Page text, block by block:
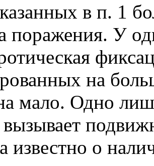
в п. 1
поражения. У
на
мало. Одно
вызывает
известно о